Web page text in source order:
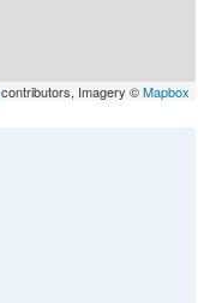
contributors, Imagery ©Mapbox